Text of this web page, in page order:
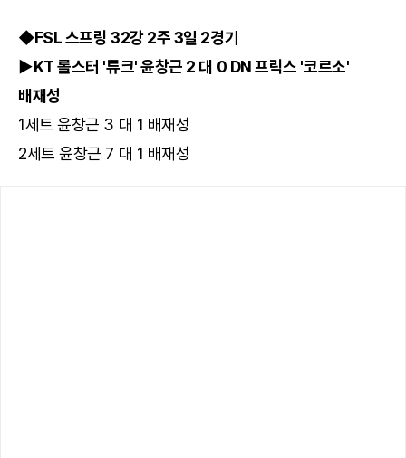
◆FSL 스프링 32강 2주 3일 2경기
▶KT 롤스터 '류크' 윤창근 2 대 0 DN 프릭스 '코르소'
배재성
1세트 윤창근 3 대 1 배재성
2세트 윤창근 7 대 1 배재성